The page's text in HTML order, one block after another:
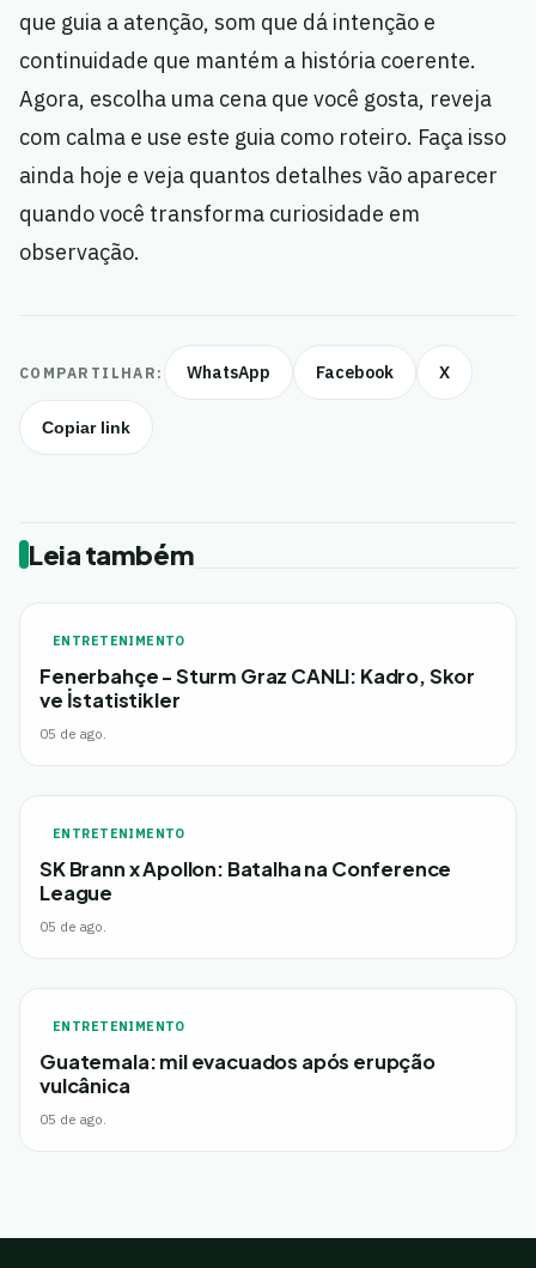
que guia a atenção, som que dá intenção e
continuidade que mantém a história coerente.
Agora, escolha uma cena que você gosta, reveja
com calma e use este guia como roteiro. Faça isso
ainda hoje e veja quantos detalhes vão aparecer
quando você transforma curiosidade em
observação.
COMPARTILHAR: WhatsApp Facebook X
Copiar link
Leia também
ENTRETENIMENTO
Fenerbahçe - Sturm Graz CANLI: Kadro, Skor
ve İstatistikler
05 de ago.
ENTRETENIMENTO
SK Brann x Apollon: Batalha na Conference
League
05 de ago.
ENTRETENIMENTO
Guatemala: mil evacuados após erupção
vulcânica
05 de ago.